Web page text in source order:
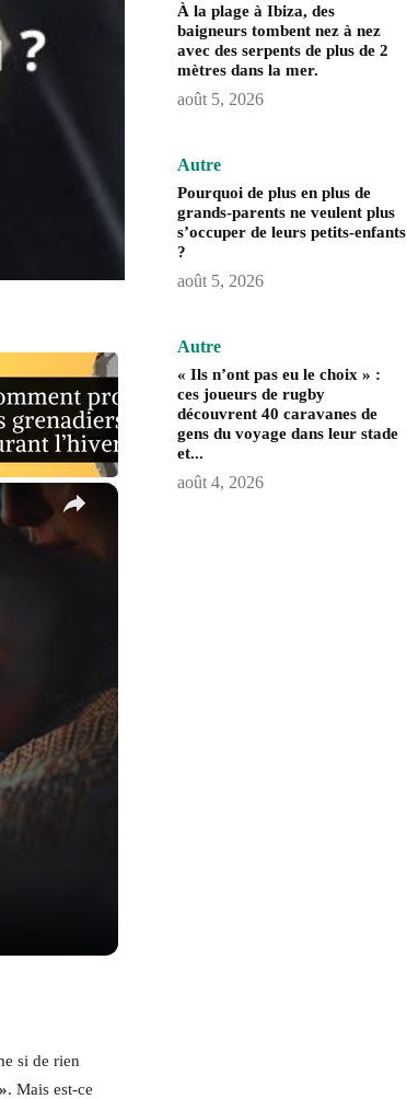
×
si de rien
. Mais est-ce
À la plage à Ibiza, des
baigneurs tombent nez à nez
avec des serpents de plus de 2
mètres dans la mer.
août 5, 2026
Autre
Pourquoi de plus en plus de
grands-parents ne veulent plus
s’occuper de leurs petits-enfants
?
août 5, 2026
Autre
« Ils n’ont pas eu le choix » :
ces joueurs de rugby
découvrent 40 caravanes de
gens du voyage dans leur stade
et...
août 4, 2026